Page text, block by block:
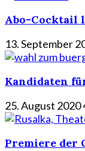
Abo-Cocktail
13. September
Kandidaten
25. August 2020
Premiere der